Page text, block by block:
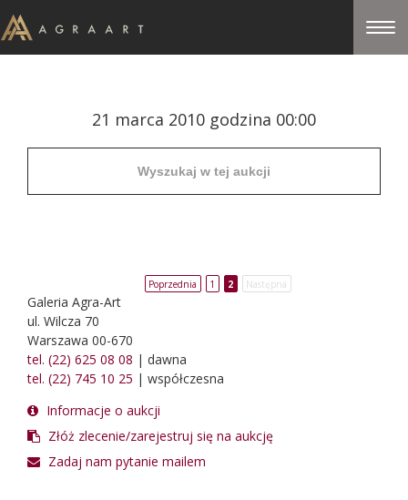
21 marca 2010 godzina 00:00
Poprzednia 1 2 Następna
Galeria Agra-Art
ul. Wilcza 70
Warszawa 00-670
tel. (22) 625 08 08 | dawna
tel. (22) 745 10 25 | współczesna
Informacje o aukcji
Złóż zlecenie/zarejestruj się na aukcję
Zadaj nam pytanie mailem